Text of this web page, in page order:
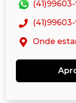
Onde